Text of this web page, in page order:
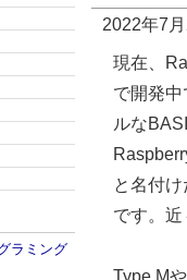
2022年7月
現在、
で開発
ルな
と名付
です。近
Type M
ラミング